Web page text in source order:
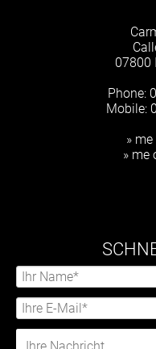
07800
Phone:
Mobile:
»
» me